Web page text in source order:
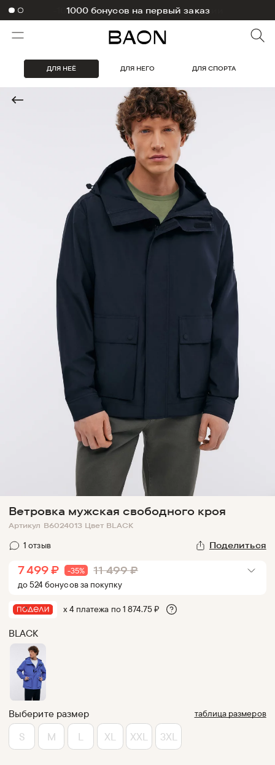
1000 бонусов на первый заказ
ДЛЯ НЕЁ ДЛЯ НЕГО ДЛЯ СПОРТА
Ветровка мужская свободного кроя
Артикул B6024013 Цвет BLACK
1 отзыв Поделиться
7 499 ₽ -35% 11 499 ₽
до524бонусовза покупку
х 4 платежа по1 874.75₽
BLACK
Выберите размер таблица размеров
S M L XL XXL 3XL